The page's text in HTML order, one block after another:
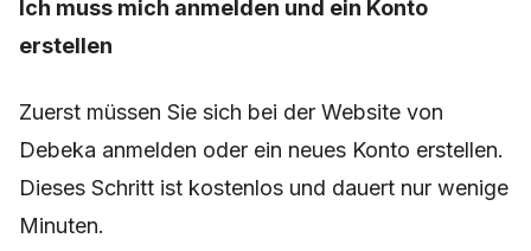
Ich muss mich anmelden und ein Konto
erstellen
Zuerst müssen Sie sich bei der Website von
Debeka anmelden oder ein neues Konto erstellen.
Dieses Schritt ist kostenlos und dauert nur wenige
Minuten.